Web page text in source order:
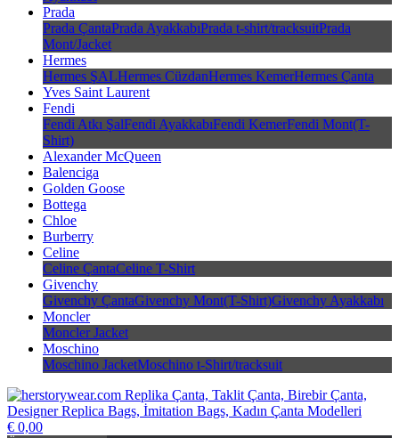
Prada
Prada ÇantaPrada AyakkabıPrada t-shirt/tracksuitPrada
Mont/Jacket
Hermes
Hermes ŞALHermes CüzdanHermes KemerHermes Çanta
Yves Saint Laurent
Fendi
Fendi Atkı ŞalFendi AyakkabıFendi KemerFendi Mont(T-
Shirt)
Alexander McQueen
Balenciga
Golden Goose
Bottega
Chloe
Burberry
Celine
Celine ÇantaCeline T-Shirt
Givenchy
Givenchy ÇantaGivenchy Mont(T-Shirt)Givenchy Ayakkabı
Moncler
Moncler Jacket
Moschino
Moschino JacketMoschino t-Shirt/tracksuit
€ 0,00